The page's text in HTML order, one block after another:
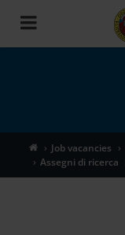
Toggle
navigation
Job vacancies
Assegni di ricerca